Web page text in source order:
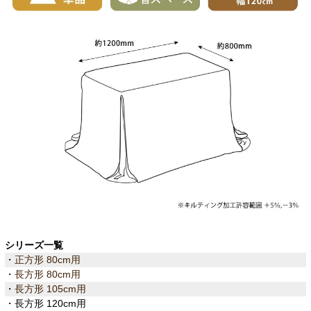
シリーズ一覧
・ 正方形 80cm用
・ 長方形 80cm用
・ 長方形 105cm用
・長方形 120cm用